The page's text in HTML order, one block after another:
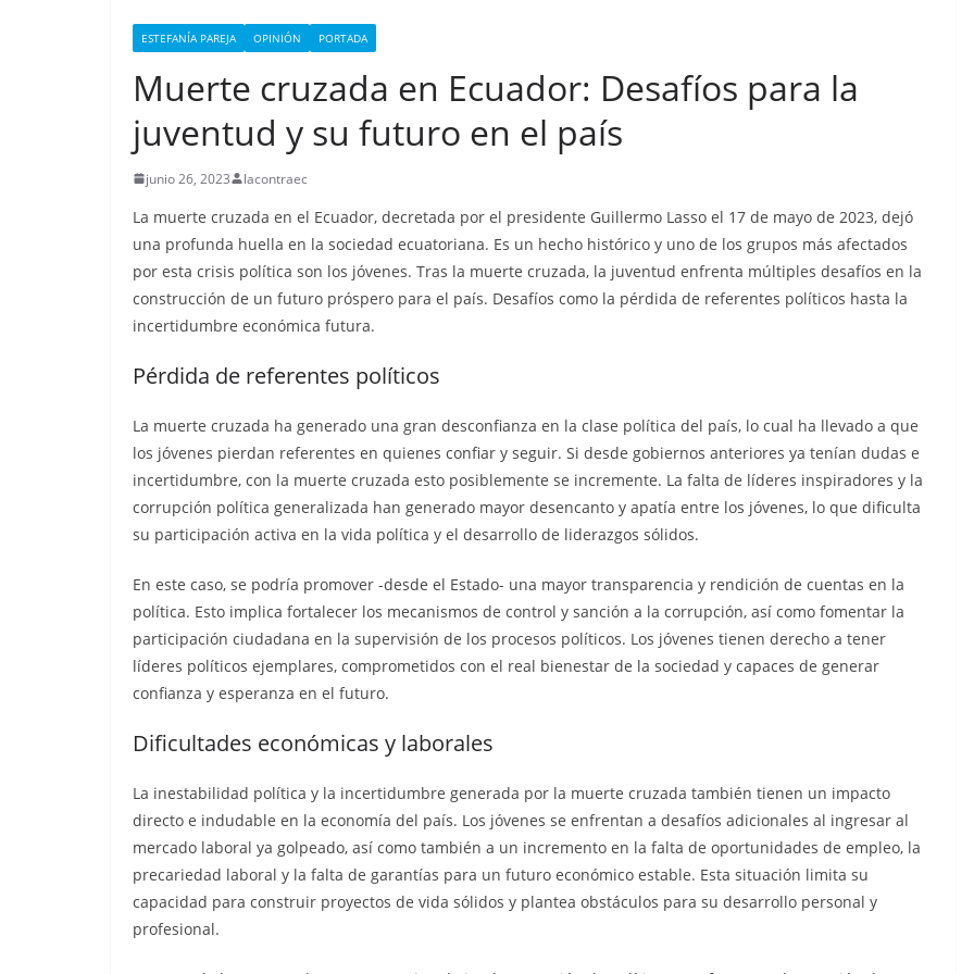
ESTEFANÍA PAREJA OPINIÓN PORTADA
Muerte cruzada en Ecuador: Desafíos para la
juventud y su futuro en el país
junio 26, 2023 lacontraec
La muerte cruzada en el Ecuador, decretada por el presidente Guillermo Lasso el 17 de mayo de 2023, dejó
una profunda huella en la sociedad ecuatoriana. Es un hecho histórico y uno de los grupos más afectados
por esta crisis política son los jóvenes. Tras la muerte cruzada, la juventud enfrenta múltiples desafíos en la
construcción de un futuro próspero para el país. Desafíos como la pérdida de referentes políticos hasta la
incertidumbre económica futura.
Pérdida de referentes políticos
La muerte cruzada ha generado una gran desconfianza en la clase política del país, lo cual ha llevado a que
los jóvenes pierdan referentes en quienes confiar y seguir. Si desde gobiernos anteriores ya tenían dudas e
incertidumbre, con la muerte cruzada esto posiblemente se incremente. La falta de líderes inspiradores y la
corrupción política generalizada han generado mayor desencanto y apatía entre los jóvenes, lo que dificulta
su participación activa en la vida política y el desarrollo de liderazgos sólidos.
En este caso, se podría promover -desde el Estado- una mayor transparencia y rendición de cuentas en la
política. Esto implica fortalecer los mecanismos de control y sanción a la corrupción, así como fomentar la
participación ciudadana en la supervisión de los procesos políticos. Los jóvenes tienen derecho a tener
líderes políticos ejemplares, comprometidos con el real bienestar de la sociedad y capaces de generar
confianza y esperanza en el futuro.
Dificultades económicas y laborales
La inestabilidad política y la incertidumbre generada por la muerte cruzada también tienen un impacto
directo e indudable en la economía del país. Los jóvenes se enfrentan a desafíos adicionales al ingresar al
mercado laboral ya golpeado, así como también a un incremento en la falta de oportunidades de empleo, la
precariedad laboral y la falta de garantías para un futuro económico estable. Esta situación limita su
capacidad para construir proyectos de vida sólidos y plantea obstáculos para su desarrollo personal y
profesional.
CRÓNICA ROJA PORTADA
Nueva matanza en cárcel
de Esmeraldas, que está
menos 13 privados de
libertad fallecidos
septiembre 25, 2025 lacontraec
CRÓNICA ROJA PORTADA
Sicarios acribillan a
funcionario municipal
frente al Municipio de
Manta
julio 2, 2026 lacontraec